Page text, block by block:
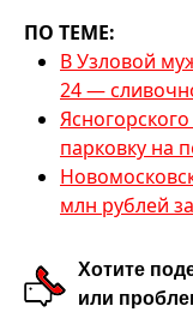
ПО ТЕМЕ:
В Узловой
24 —
парковку на
млн рублей
Хотите
или